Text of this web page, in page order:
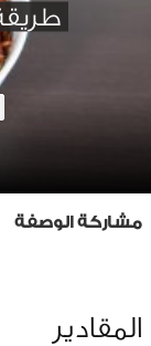
مشاركة الوصفة
المقادير